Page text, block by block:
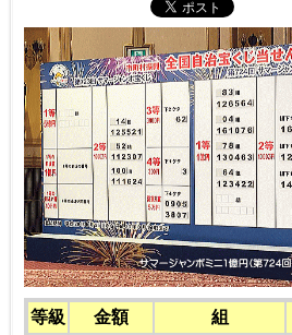
等級 金額 組